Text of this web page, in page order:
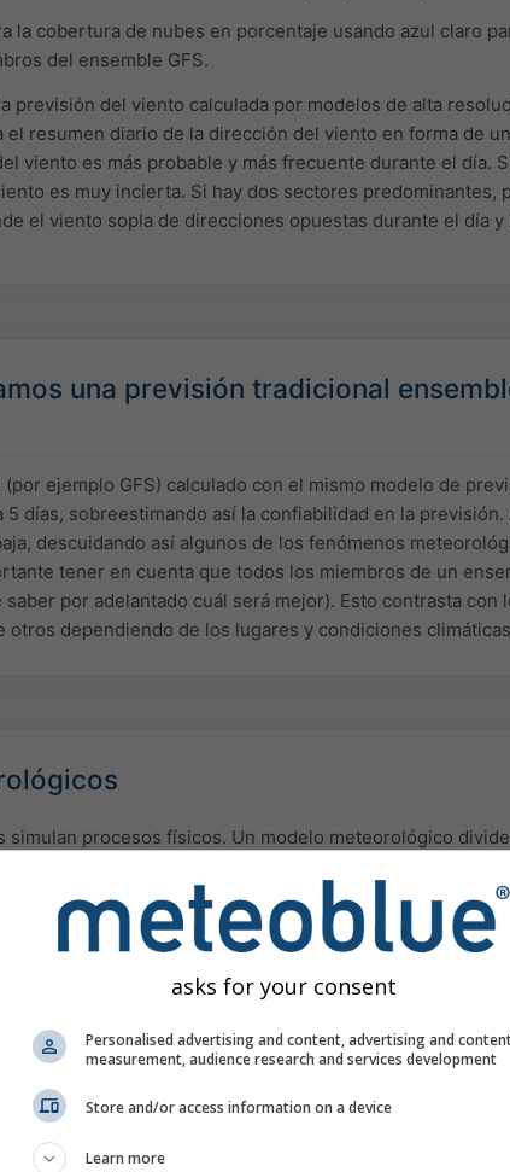
la cobertura de nubes en porcentaje usando azul claro
del ensemble GFS.
previsión del viento calculada por modelos de alta
el resumen diario de la dirección del viento en forma de
viento es más probable y más frecuente durante el día.
es muy incierta. Si hay dos sectores
el viento sopla de direcciones opuestas durante el día y
una previsión tradicional
ejemplo GFS) calculado con el mismo modelo de
días, sobreestimando así la confiabilidad en la
descuidando así algunos de los fenómenos
tener en cuenta que todos los miembros de un
por adelantado cuál será mejor). Esto contrasta
otros dependiendo de los lugares y condiciones
simulan procesos físicos. Un modelo meteorológico
grande de 4 a 40 km de altura de 100 metros hasta 2
en la estratosfera a 10-25 hPa (60 km altitud). El clima
células de las cuadrículas en cada pocos segundos. Las
cada hora.
número de modelos meteorológicos e integra open data
en un cálculo de computación dedicada al alto rendimiento.
asks for your consent
Personalised advertising and content, advertising and
measurement, audience research and services development
Store and/or access information on a device
Learn more